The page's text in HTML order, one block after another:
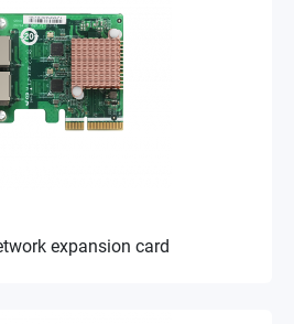
expansion card